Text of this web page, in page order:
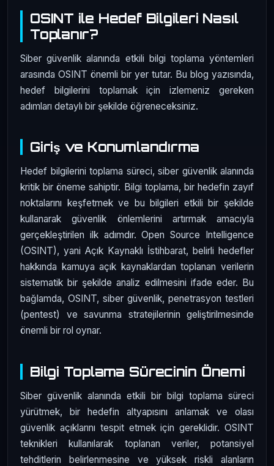
OSINT ile Hedef Bilgileri Nasıl
Toplanır?
Siber güvenlik alanında etkili bilgi toplama yöntemleri
arasında OSINT önemli bir yer tutar. Bu blog yazısında,
hedef bilgilerini toplamak için izlemeniz gereken
adımları detaylı bir şekilde öğreneceksiniz.
Giriş ve Konumlandırma
Hedef bilgilerini toplama süreci, siber güvenlik alanında
kritik bir öneme sahiptir. Bilgi toplama, bir hedefin zayıf
noktalarını keşfetmek ve bu bilgileri etkili bir şekilde
kullanarak güvenlik önlemlerini artırmak amacıyla
gerçekleştirilen ilk adımdır. Open Source Intelligence
(OSINT), yani Açık Kaynaklı İstihbarat, belirli hedefler
hakkında kamuya açık kaynaklardan toplanan verilerin
sistematik bir şekilde analiz edilmesini ifade eder. Bu
bağlamda, OSINT, siber güvenlik, penetrasyon testleri
(pentest) ve savunma stratejilerinin geliştirilmesinde
önemli bir rol oynar.
Bilgi Toplama Sürecinin Önemi
Siber güvenlik alanında etkili bir bilgi toplama süreci
yürütmek, bir hedefin altyapısını anlamak ve olası
güvenlik açıklarını tespit etmek için gereklidir. OSINT
teknikleri kullanılarak toplanan veriler, potansiyel
tehditlerin belirlenmesine ve yüksek riskli alanların